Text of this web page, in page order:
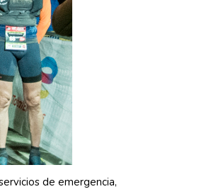
de emergencia,